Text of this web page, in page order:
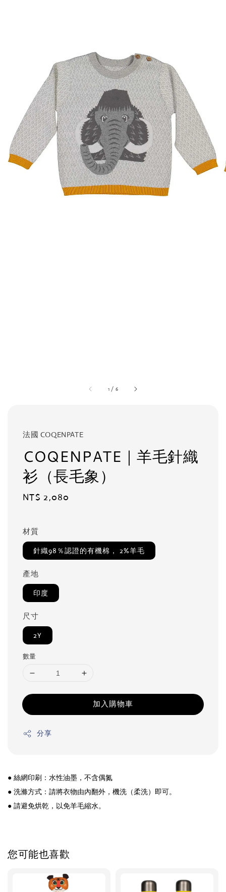
1 / 6
法國 COQENPATE
COQENPATE｜羊毛針織
衫（長毛象）
Regular
NT$ 2,080
材質
針織98％認證的有機棉， 2%羊毛
產地
印度
尺寸
2Y
數量
加入購物車
分享
● 絲網印刷：水性油墨，不含偶氮
● 洗滌方式：請將衣物由內翻外，機洗（柔洗）即可。
● 請避免烘乾，以免羊毛縮水。
您可能也喜歡